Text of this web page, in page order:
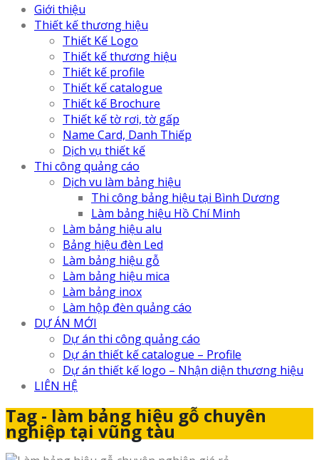
Giới thiệu
Thiết kế thương hiệu
Thiết Kế Logo
Thiết kế thương hiệu
Thiết kế profile
Thiết kế catalogue
Thiết kế Brochure
Thiết kế tờ rơi, tờ gấp
Name Card, Danh Thiếp
Dịch vụ thiết kế
Thi công quảng cáo
Dịch vu làm bảng hiệu
Thi công bảng hiệu tại Bình Dương
Làm bảng hiệu Hồ Chí Minh
Làm bảng hiệu alu
Bảng hiệu đèn Led
Làm bảng hiệu gỗ
Làm bảng hiệu mica
Làm bảng inox
Làm hộp đèn quảng cáo
DỰ ÁN MỚI
Dự án thi công quảng cáo
Dự án thiết kế catalogue – Profile
Dự án thiết kế logo – Nhận diện thương hiệu
LIÊN HỆ
Tag - làm bảng hiệu gỗ chuyên
nghiệp tại vũng tàu